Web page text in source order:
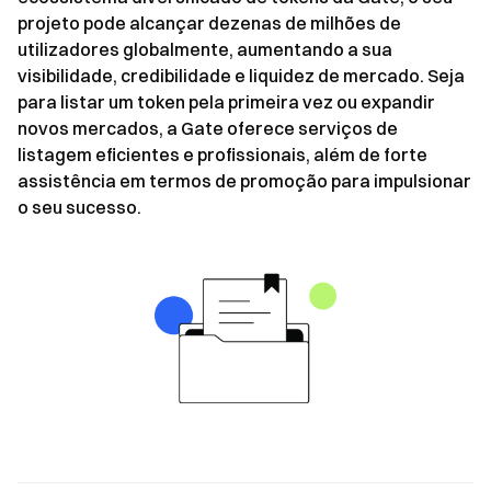
projeto pode alcançar dezenas de milhões de
utilizadores globalmente, aumentando a sua
visibilidade, credibilidade e liquidez de mercado. Seja
para listar um token pela primeira vez ou expandir
novos mercados, a Gate oferece serviços de
listagem eficientes e profissionais, além de forte
assistência em termos de promoção para impulsionar
o seu sucesso.